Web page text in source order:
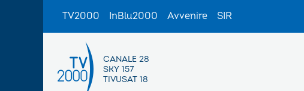
TV2000 InBlu2000 Avvenire SIR
CANALE 28
SKY 157
TIVUSAT 18